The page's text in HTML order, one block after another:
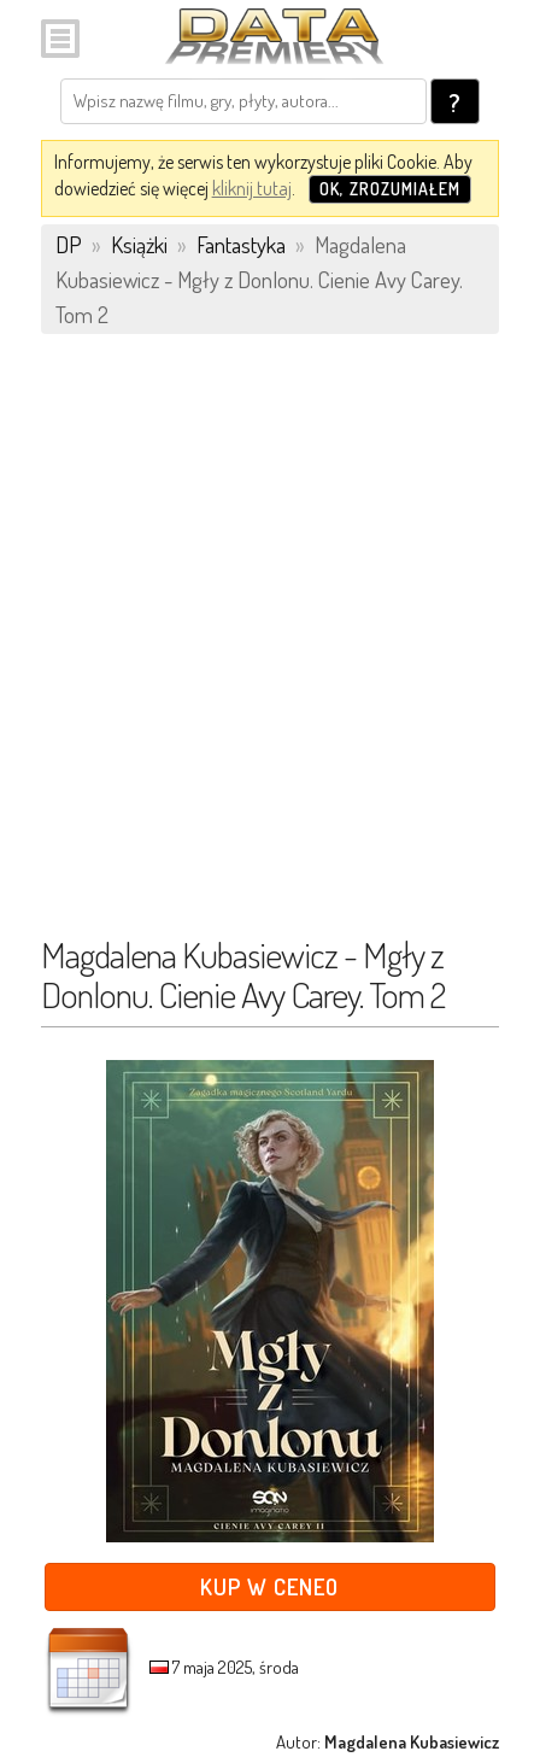
?
Informujemy, że serwis ten wykorzystuje pliki Cookie. Aby
dowiedzieć się więcej kliknij tutaj. OK, ZROZUMIAŁEM
DP » Książki » Fantastyka » Magdalena
Kubasiewicz - Mgły z Donlonu. Cienie Avy Carey.
Tom 2
Magdalena Kubasiewicz - Mgły z
Donlonu. Cienie Avy Carey. Tom 2
KUP W CENEO
7 maja 2025, środa
Autor: Magdalena Kubasiewicz